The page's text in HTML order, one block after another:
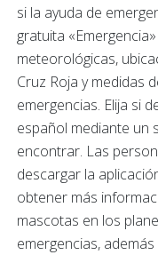
si la ayuda de
gratuita
meteorológicas,
Cruz Roja y medidas
emergencias. Elija si
español mediante un
encontrar. Las
descargar la
obtener más
mascotas en los
emergencias,